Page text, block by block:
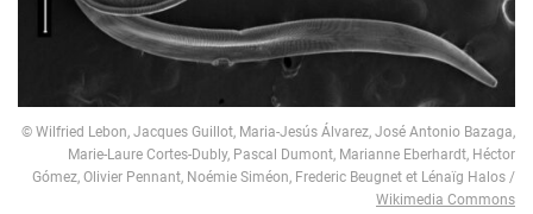
© Wilfried Lebon, Jacques Guillot, Maria-Jesús Álvarez, José Antonio Bazaga,
Marie-Laure Cortes-Dubly, Pascal Dumont, Marianne Eberhardt, Héctor
Gómez, Olivier Pennant, Noémie Siméon, Frederic Beugnet et Lénaïg Halos /
Wikimedia Commons